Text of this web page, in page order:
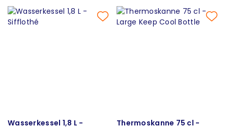
Wasserkessel 1,8 L - Thermoskanne 75 cl -